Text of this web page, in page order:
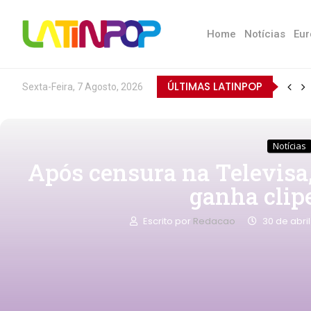
Home Notícias
Sexta-Feira, 7 Agosto, 2026 ÚLTIMAS LATINPOP
Notícias
Após censura na
ganha
Escrito por Redacao 30 de